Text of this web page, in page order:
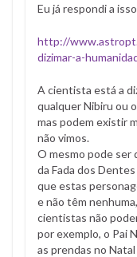
Eu já respondi a
http://
dizimar-a-
A cientista está a
qualquer Nibiru ou
mas podem existir
não vimos.
O mesmo pode ser
da Fada dos Dentes
que estas
e não têm
cientistas não
por exemplo, o Pai
as prendas no